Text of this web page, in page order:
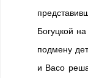
Богуцкой
подмену
и Васо